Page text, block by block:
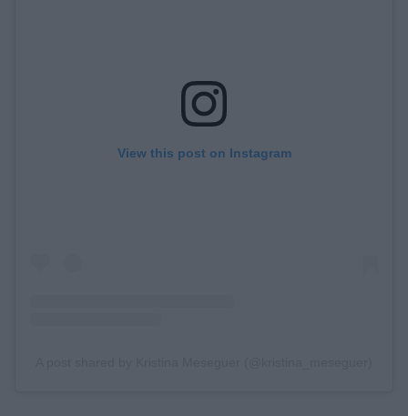
View this post on Instagram